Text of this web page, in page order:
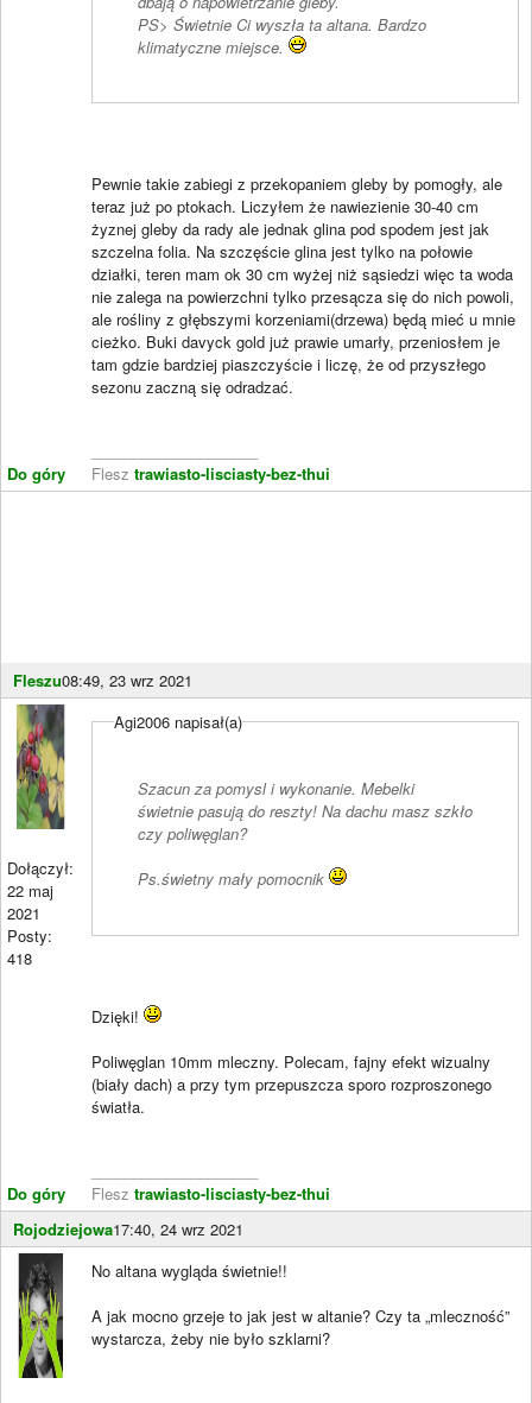
Do góry
PS> Świetnie Ci wyszła ta altana. Bardzo
klimatyczne miejsce.
Pewnie takie zabiegi z przekopaniem gleby by pomogły, ale
teraz już po ptokach. Liczyłem że nawiezienie 30-40 cm
żyznej gleby da rady ale jednak glina pod spodem jest jak
szczelna folia. Na szczęście glina jest tylko na połowie
działki, teren mam ok 30 cm wyżej niż sąsiedzi więc ta woda
nie zalega na powierzchni tylko przesącza się do nich powoli,
ale rośliny z głębszymi korzeniami(drzewa) będą mieć u mnie
cieżko. Buki davyck gold już prawie umarły, przeniosłem je
tam gdzie bardziej piaszczyście i liczę, że od przyszłego
sezonu zaczną się odradzać.
Flesz trawiasto-lisciasty-bez-thui
Fleszu08:49, 23 wrz 2021
Dołączył:
22 maj
2021
Posty:
418
Do góry
Agi2006 napisał(a)
Szacun za pomysl i wykonanie. Mebelki
świetnie pasują do reszty! Na dachu masz szkło
czy poliwęglan?
Ps.świetny mały pomocnik
Dzięki!
Poliwęglan 10mm mleczny. Polecam, fajny efekt wizualny
(biały dach) a przy tym przepuszcza sporo rozproszonego
światła.
Flesz trawiasto-lisciasty-bez-thui
Rojodziejowa17:40, 24 wrz 2021
No altana wygląda świetnie!!
A jak mocno grzeje to jak jest w altanie? Czy ta „mleczność”
wystarcza, żeby nie było szklarni?